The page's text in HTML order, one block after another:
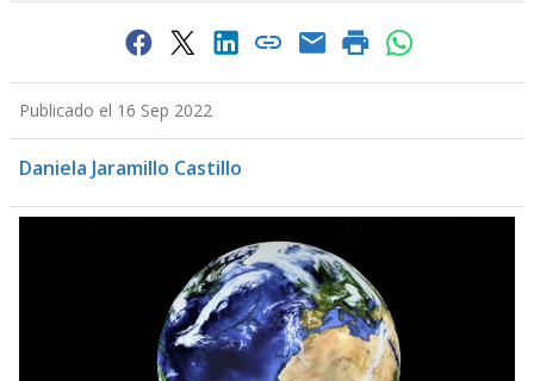
Publicado el 16 Sep 2022
Daniela Jaramillo Castillo